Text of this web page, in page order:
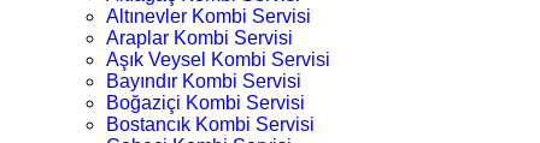
Altınevler Kombi Servisi
Araplar Kombi Servisi
Aşık Veysel Kombi Servisi
Bayındır Kombi Servisi
Boğaziçi Kombi Servisi
Bostancık Kombi Servisi